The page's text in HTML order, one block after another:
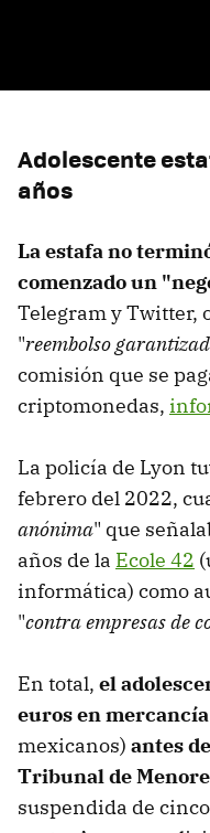
Adolescente
años
La estafa no
comenzado un
Telegram y Twitter,
"reembolso
comisión que se
criptomonedas,
La policía de Lyon
febrero del 2022,
anónima" que
años de la Ecole 42
informática) como
"contra empresas de
En total, el
euros en mercancía
mexicanos) antes
Tribunal de
suspendida de